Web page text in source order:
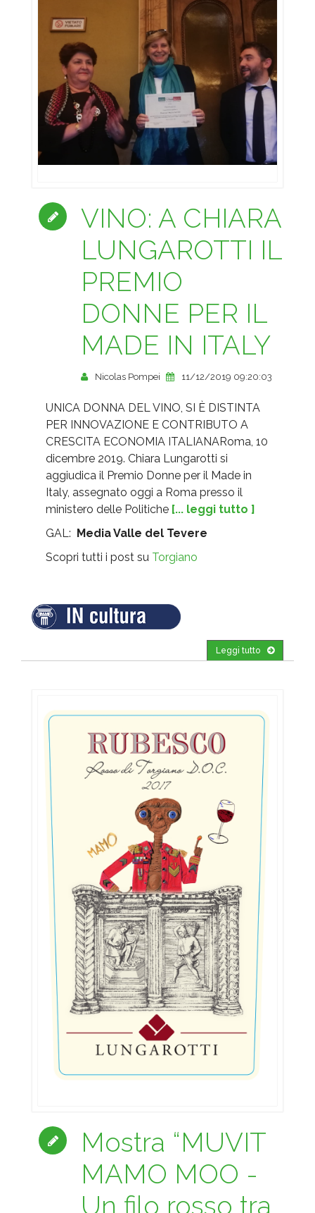
VINO: A CHIARA
LUNGAROTTI IL
PREMIO
DONNE PER IL
MADE IN ITALY
Nicolas Pompei 11/12/2019 09:20:03
UNICA DONNA DEL VINO, SI È DISTINTA
PER INNOVAZIONE E CONTRIBUTO A
CRESCITA ECONOMIA ITALIANARoma, 10
dicembre 2019. Chiara Lungarotti si
aggiudica il Premio Donne per il Made in
Italy, assegnato oggi a Roma presso il
ministero delle Politiche [... leggi tutto ]
GAL: Media Valle del Tevere
Scopri tutti i post su Torgiano
Leggi tutto
Mostra “MUVIT
MAMO MOO -
Un filo rosso tra